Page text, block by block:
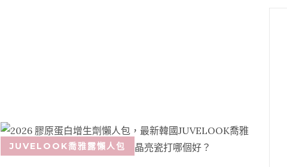
JUVELOOK喬雅露懶人包